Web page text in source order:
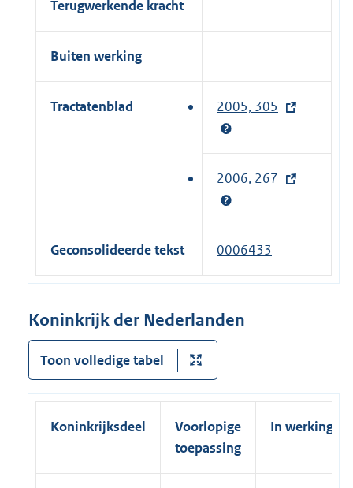
Terugwerkende kracht
Buiten werking
Tractatenblad 2005, 305
x
l
2006, 267
x
r
n
)
Geconsolideerde tekst 0006433
Koninkrijk der Nederlanden
Toon volledige tabel
Koninkrijksdeel
Voorlopige
toepassing
In werking